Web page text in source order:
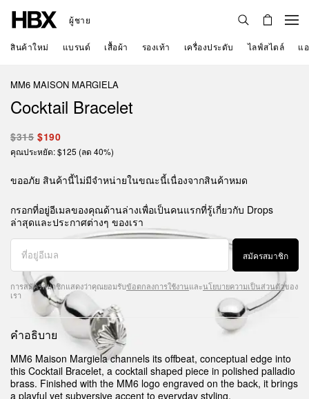
ผู้ชาย
สินค้าใหม่ แบรนด์ เสื้อผ้า รองเท้า เครื่องประดับ ไลฟ์สไตล์ แ
MM6 MAISON MARGIELA
Cocktail Bracelet
$315 $190
คุณประหยัด: $125 (ลด 40%)
ขออภัย สินค้านี้ไม่มีจำหน่ายในขณะนี้เนื่องจากสินค้าหมด
กรอกที่อยู่อีเมลของคุณด้านล่างเพื่อเป็นคนแรกที่รู้เกี่ยวกับ Drops
ล่าสุดและประกาศต่างๆ ของเรา
สมัครสมาชิก
การสมัครสมาชิกแสดงว่าคุณยอมรับข้อตกลงการใช้งานและนโยบายความเป็นส่วนตัวของ
เรา
คำอธิบาย
MM6 Maison Margiela channels its offbeat, conceptual edge into
this Cocktail Bracelet, a cocktail shaped piece in polished palladio
brass. Finished with the MM6 logo engraved on the back, it brings
a playful yet subversive accent to everyday styling.